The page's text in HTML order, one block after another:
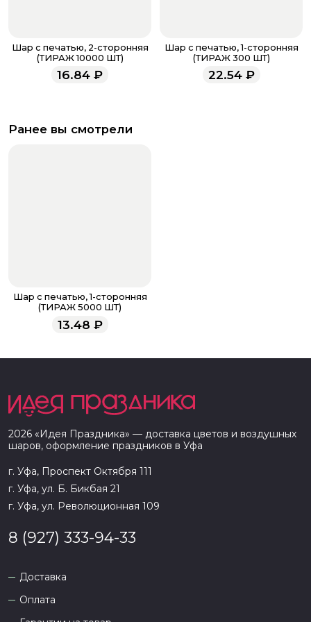
Шар с печатью, 2-сторонняя
(ТИРАЖ 10000 ШТ)
16.84 ₽
Шар с печатью, 1-сторонняя
(ТИРАЖ 300 ШТ)
22.54₽
Ранее вы смотрели
Шар с печатью, 1-сторонняя
(ТИРАЖ 5000 ШТ)
13.48 ₽
2026 «Идея Праздника» — доставка цветов и воздушных
шаров, оформление праздников в Уфа
г. Уфа, Проспект Октября 111
г. Уфа, ул. Б. Бикбая 21
г. Уфа, ул. Революционная 109
8 (927) 333-94-33
Доставка
Оплата